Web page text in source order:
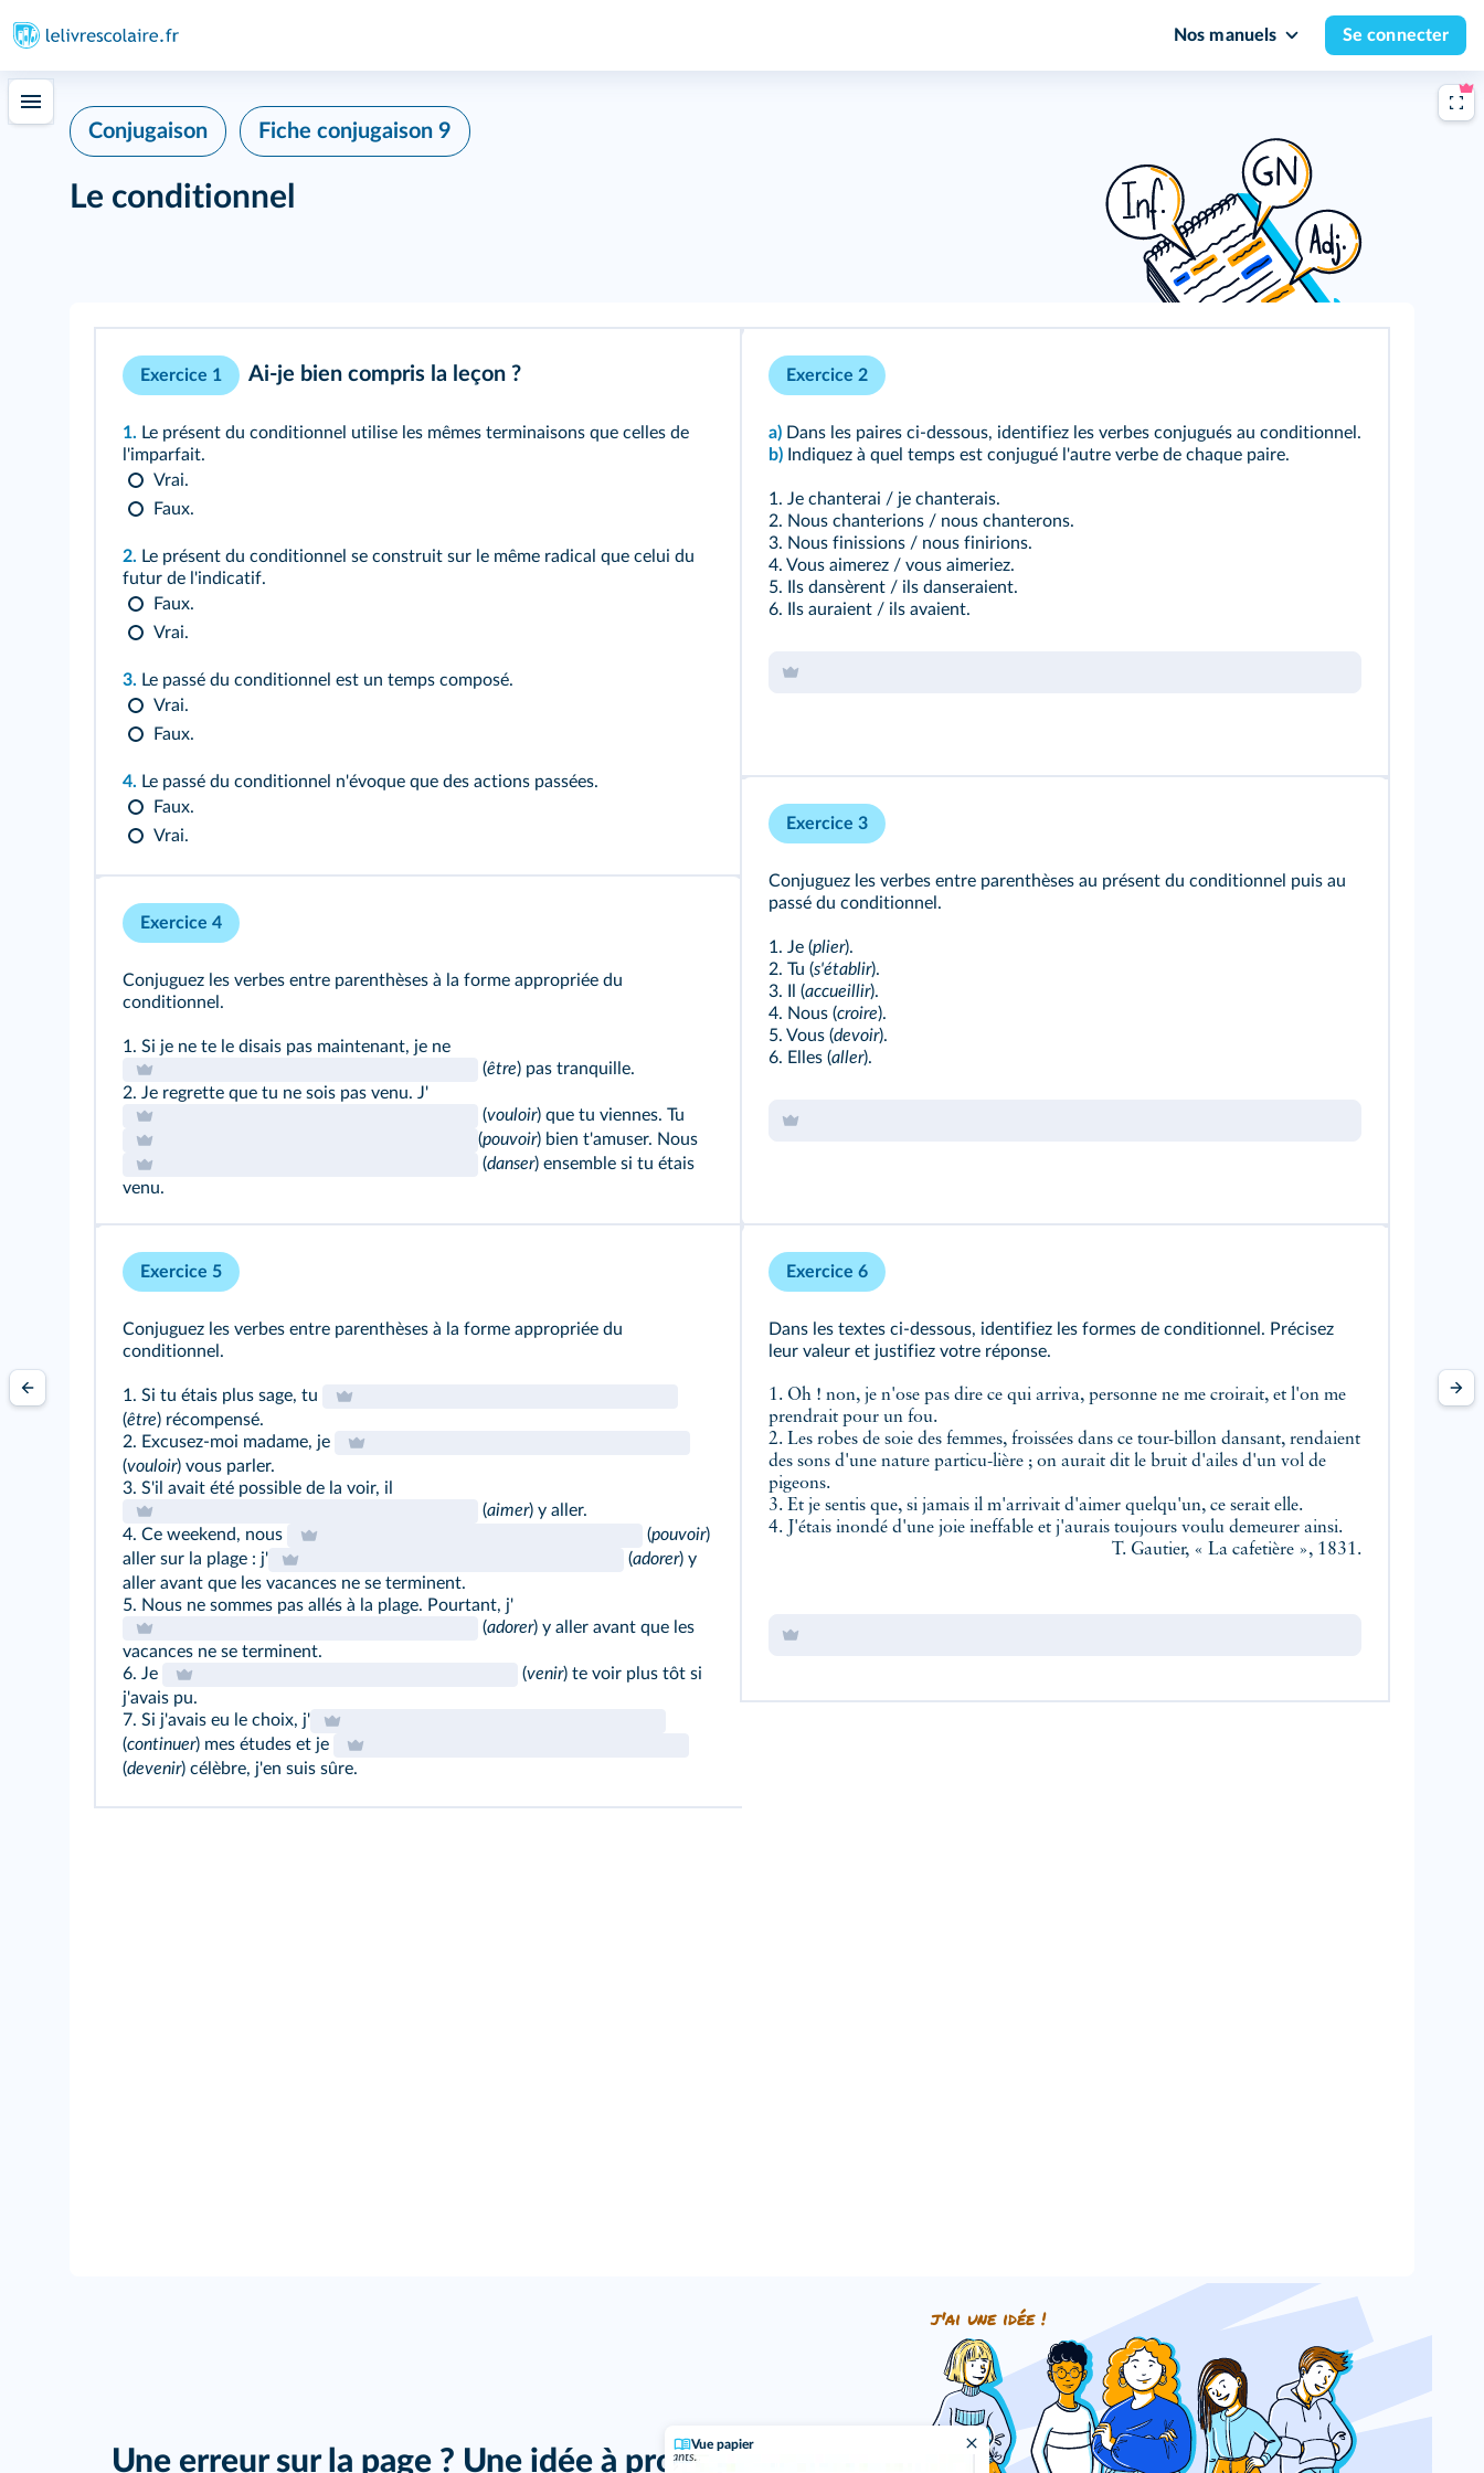
Nos manuels Se connecter
Vue papier
Conjugaison Fiche conjugaison 9
Le conditionnel
Exercice 1 Ai-je bien compris la leçon ?
1. Le présent du conditionnel utilise les mêmes terminaisons que celles de
l'imparfait.
Vrai.
Faux.
2. Le présent du conditionnel se construit sur le même radical que celui du
futur de l'indicatif.
Faux.
Vrai.
3. Le passé du conditionnel est un temps composé.
Vrai.
Faux.
4. Le passé du conditionnel n'évoque que des actions passées.
Faux.
Vrai.
Exercice 4
Conjuguez les verbes entre parenthèses à la forme appropriée du
conditionnel.
1. Si je ne te le disais pas maintenant, je ne
(être) pas tranquille.
2. Je regrette que tu ne sois pas venu. J'
(vouloir) que tu viennes. Tu
(pouvoir) bien t'amuser. Nous
(danser) ensemble si tu étais
venu.
Exercice 2
a) Dans les paires ci-dessous, identifiez les verbes conjugués au conditionnel.
b) Indiquez à quel temps est conjugué l'autre verbe de chaque paire.
1. Je chanterai / je chanterais.
2. Nous chanterions / nous chanterons.
3. Nous finissions / nous finirions.
4. Vous aimerez / vous aimeriez.
5. Ils dansèrent / ils danseraient.
6. Ils auraient / ils avaient.
Exercice 3
Conjuguez les verbes entre parenthèses au présent du conditionnel puis au
passé du conditionnel.
1. Je (plier).
2. Tu (s'établir).
3. Il (accueillir).
4. Nous (croire).
5. Vous (devoir).
6. Elles (aller).
Exercice 5
Conjuguez les verbes entre parenthèses à la forme appropriée du
conditionnel.
1. Si tu étais plus sage, tu
(être) récompensé.
2. Excusez-moi madame, je
(vouloir) vous parler.
3. S'il avait été possible de la voir, il
(aimer) y aller.
4. Ce weekend, nous
(pouvoir)
aller sur la plage : j'
(adorer) y
aller avant que les vacances ne se terminent.
5. Nous ne sommes pas allés à la plage. Pourtant, j'
(adorer) y aller avant que les
vacances ne se terminent.
6. Je
(venir) te voir plus tôt si
j'avais pu.
7. Si j'avais eu le choix, j'
(continuer) mes études et je
(devenir) célèbre, j'en suis sûre.
Exercice 6
Dans les textes ci-dessous, identifiez les formes de conditionnel. Précisez
leur valeur et justifiez votre réponse.
1. Oh ! non, je n'ose pas dire ce qui arriva, personne ne me croirait, et l'on me
prendrait pour un fou.
2. Les robes de soie des femmes, froissées dans ce tour-billon dansant, rendaient
des sons d'une nature particu-lière ; on aurait dit le bruit d'ailes d'un vol de
pigeons.
3. Et je sentis que, si jamais il m'arrivait d'aimer quelqu'un, ce serait elle.
4. J'étais inondé d'une joie ineffable et j'aurais toujours voulu demeurer ainsi.
T. Gautier, « La cafetière », 1831.
Une erreur sur la page ? Une idée à proposer ?
j'ai une idée !